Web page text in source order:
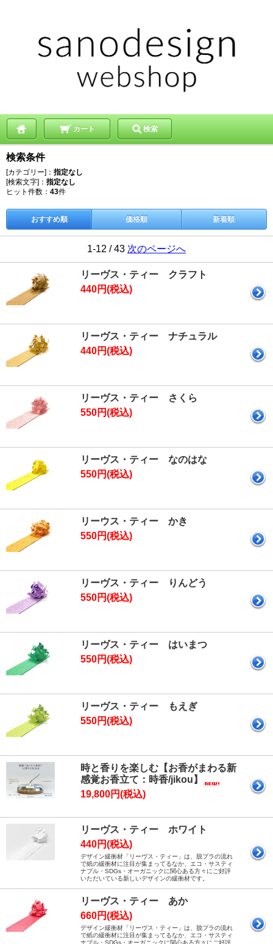
カート 検索
検索条件
[カテゴリー]： 指定なし
[検索文字]： 指定なし
ヒット件数： 43件
おすすめ順 価格順 新着順
1-12 / 43 次のページへ
リーヴス・ティー クラフト
440円(税込)
リーヴス・ティー ナチュラル
440円(税込)
リーヴス・ティー さくら
550円(税込)
リーヴス・ティー なのはな
550円(税込)
リーウス・ティー かき
550円(税込)
リーヴス・ティー りんどう
550円(税込)
リーヴス・ティー はいまつ
550円(税込)
リーヴス・ティー もえぎ
550円(税込)
時と香りを楽しむ【お香がまわる新
感覚お香立て：時香/jikou】
19,800円(税込)
リーヴス・ティー ホワイト
440円(税込)
デザイン緩衝材「リーヴス・ティー」は、脱プラの流れ
で紙の緩衝材に注目が集まってるなか、エコ・サスティ
ナブル・SDGs・オーガニックに関心ある方々にご好評
いただいている新しいデザインの緩衝材です。
リーヴス・ティー あか
660円(税込)
デザイン緩衝材「リーヴス・ティー」は、脱プラの流れ
で紙の緩衝材に注目が集まってるなか、エコ・サスティ
ナブル・SDGs・オーガニックに関心ある方々にご好評